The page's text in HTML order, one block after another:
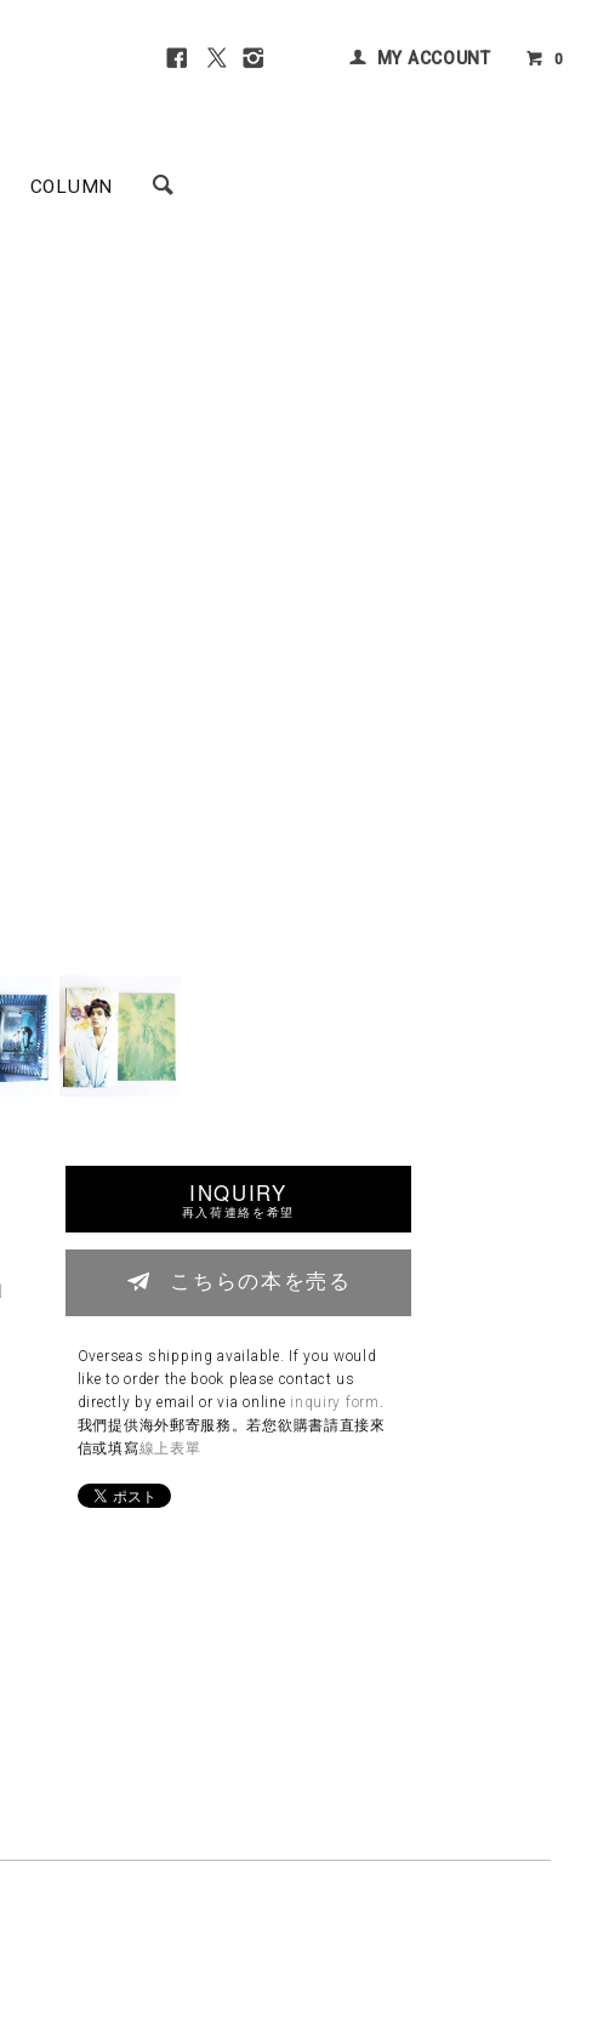
MY ACCOUNT 0
COLUMN
INQUIRY
再入荷連絡を希望
こちらの本を売る
Overseas shipping available. If you would
like to order the book please contact us
directly by email or via online inquiry form .
我們提供海外郵寄服務。若您欲購書請直接來
信或填寫線上表單